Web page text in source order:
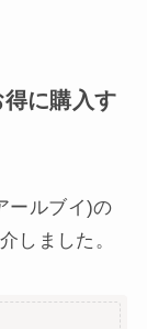
に購入す
ールブイ)の
しました。